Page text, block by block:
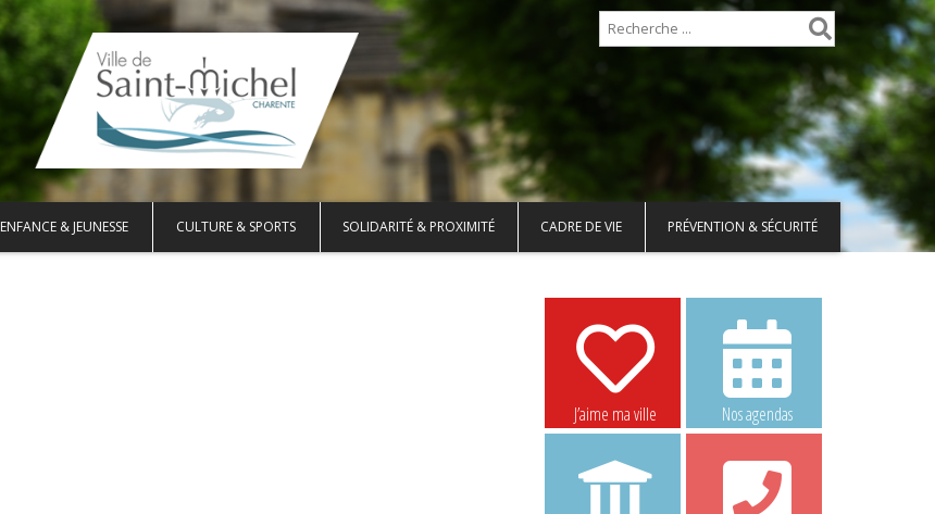
ENFANCE & JEUNESSE CULTURE & SPORTS SOLIDARITÉ & PROXIMITÉ CADRE DE VIE PRÉVENTION & SÉCURITÉ
J’aime ma ville Nos agendas